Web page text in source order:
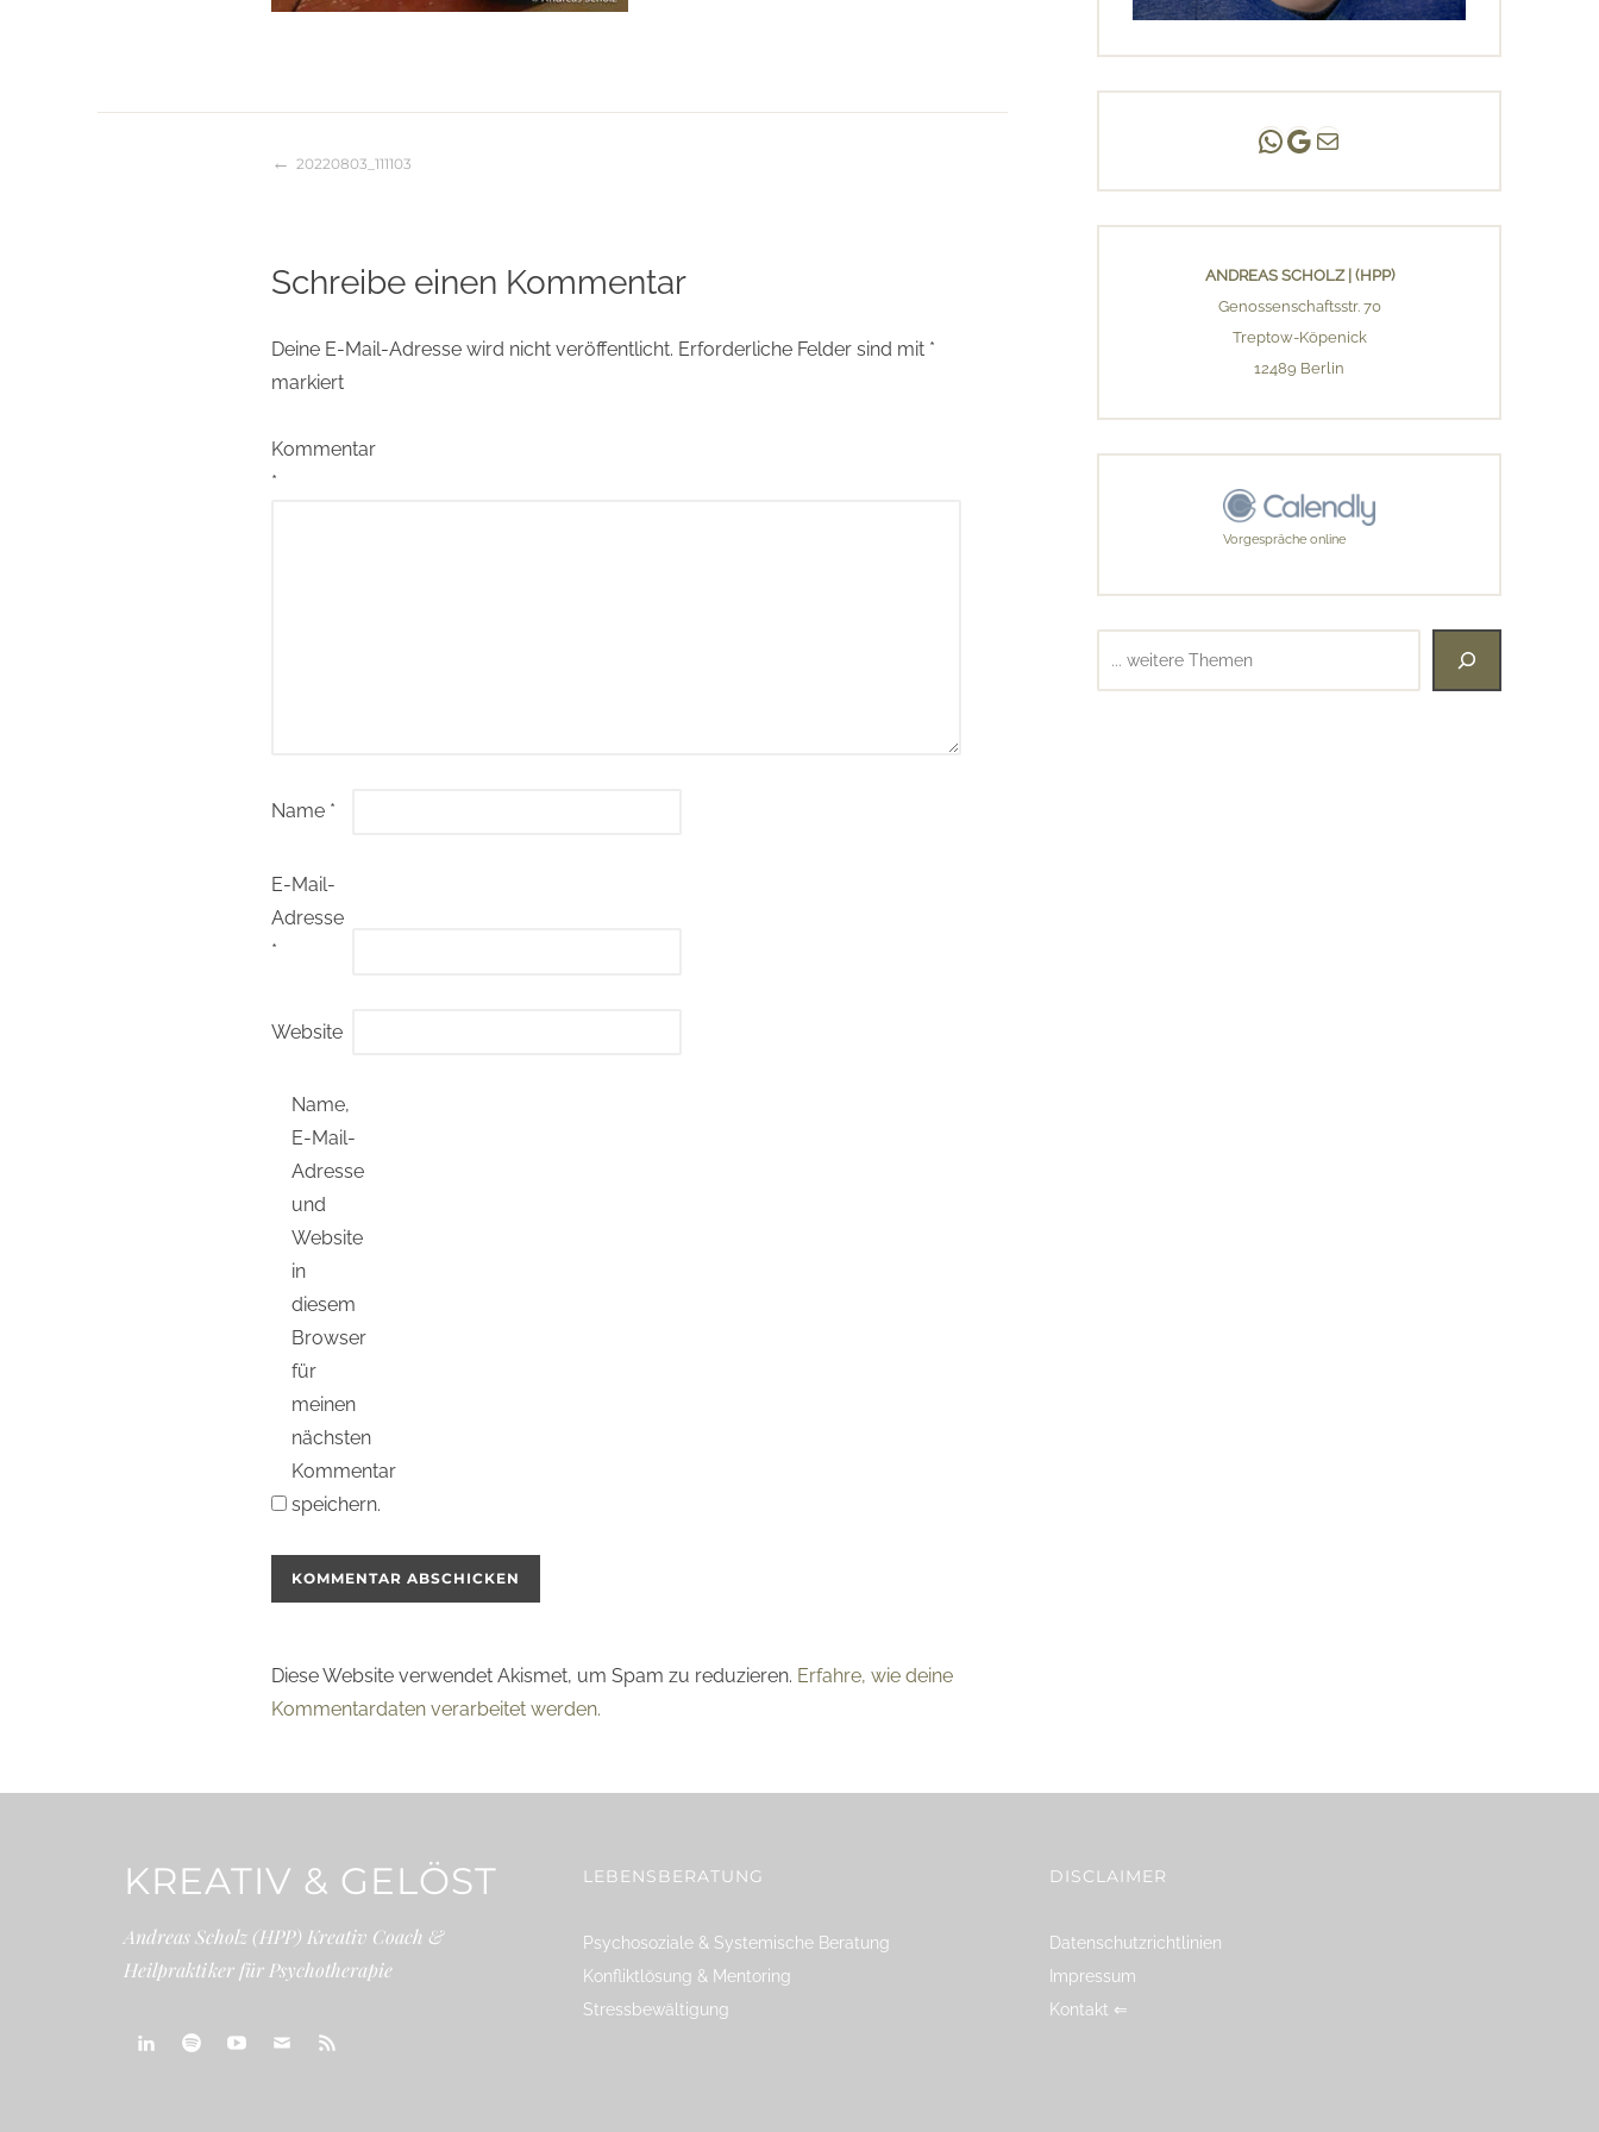
Beitragsnavigation
20220803_111103
Schreibe einen Kommentar
Deine E-Mail-Adresse wird nicht veröffentlicht. Erforderliche Felder sind mit *
markiert
Kommentar
*
Name *
E-Mail-
Adresse
*
Website
Name,
E-Mail-
Adresse
und
Website
in
diesem
Browser
für
meinen
nächsten
Kommentar
speichern.
Diese Website verwendet Akismet, um Spam zu reduzieren. Erfahre, wie deine
Kommentardaten verarbeitet werden.
Andreas Scholz | (HPP)
Praxis Adlershof
E-Mail an mich ...
ANDREAS SCHOLZ | (HPP)
Genossenschaftsstr. 70
Treptow-Köpenick
12489 Berlin
Vorgespräche online
KREATIV & GELÖST
Andreas Scholz (HPP) Kreativ Coach &
Heilpraktiker für Psychotherapie
LEBENSBERATUNG
Psychosoziale & Systemische Beratung
Konfliktlösung & Mentoring
Stressbewältigung
DISCLAIMER
Datenschutzrichtlinien
Impressum
Kontakt ⇐